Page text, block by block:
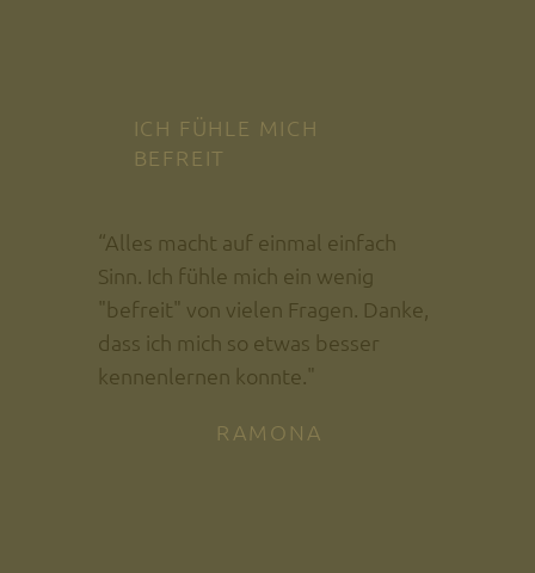
ICH FÜHLE MICH
BEFREIT
“Alles macht auf einmal einfach
Sinn. Ich fühle mich ein wenig
"befreit" von vielen Fragen. Danke,
dass ich mich so etwas besser
kennenlernen konnte."
RAMONA